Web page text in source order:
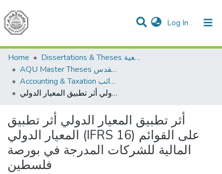
Log In (current)
Communities & Collections
All of DSpace
Home
Dissertations & Theses الرسائل الجامعية
AQU Master Theses الرسائل الجامعية الخاصة بجامعة القدس
Accounting & Taxation المحاسبة والضرائب
أثر تطبيق المعيار الدولي أثر تطبيق المعيار الدولي (IFRS 16) على القوائم المالية للشركات المدرجة في بورصة فلسطين
أثر تطبيق المعيار الدولي أثر تطبيق
المعيار الدولي (IFRS 16) على القوائم
المالية للشركات المدرجة في بورصة
فلسطين